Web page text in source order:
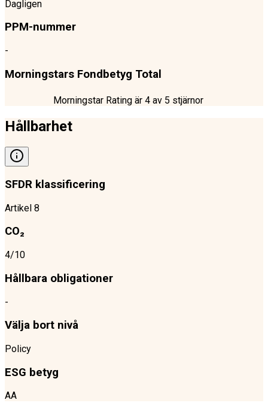
Dagligen
PPM-nummer
-
Morningstars Fondbetyg Total
Morningstar Rating är 4 av 5 stjärnor
Hållbarhet
SFDR klassificering
Artikel 8
CO₂
4/10
Hållbara obligationer
-
Välja bort nivå
Policy
ESG betyg
AA